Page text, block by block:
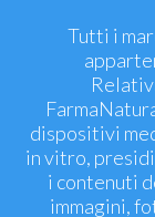
Tutti i
dispositivi
in vitro,
i contenuti
immagini,